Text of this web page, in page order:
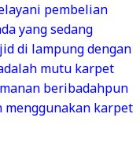
pembelian
yang sedang
di lampung dengan
mutu karpet
beribadahpun
menggunakan karpet